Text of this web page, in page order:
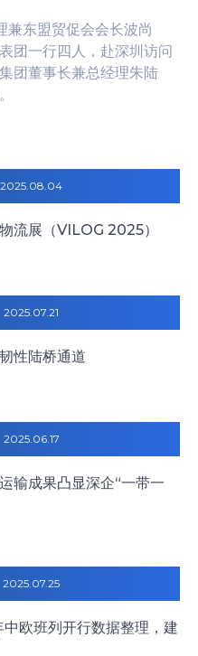
兼东盟贸促会会长波尚
团一行四人，赴深圳访问
团董事长兼总经理朱陆
流展（VILOG 2025）
性陆桥通道
输成果凸显深企“一带一
欧班列开行数据整理，建